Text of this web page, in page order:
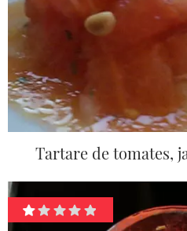
Tartare de tomates,